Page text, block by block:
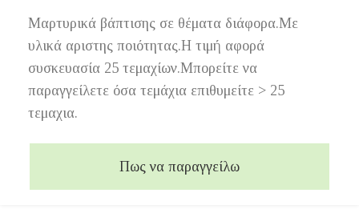
Μαρτυρικά βάπτισης σε θέματα διάφορα.Με
υλικά αριστης ποιότητας.Η τιμή αφορά
συσκευασία 25 τεμαχίων.Μπορείτε να
παραγγείλετε όσα τεμάχια επιθυμείτε > 25
τεμαχια.
Πως να παραγγείλω